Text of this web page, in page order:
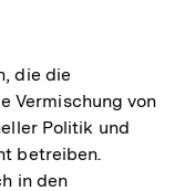
die die
Vermischung von
Politik und
betreiben.
in den